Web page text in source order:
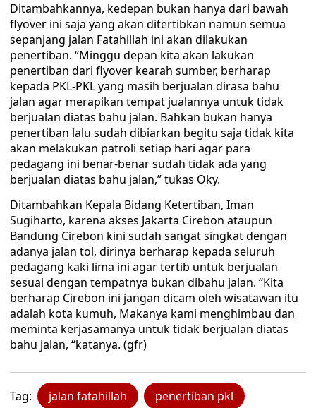
Ditambahkannya, kedepan bukan hanya dari bawah
flyover ini saja yang akan ditertibkan namun semua
sepanjang jalan Fatahillah ini akan dilakukan
penertiban. “Minggu depan kita akan lakukan
penertiban dari flyover kearah sumber, berharap
kepada PKL-PKL yang masih berjualan dirasa bahu
jalan agar merapikan tempat jualannya untuk tidak
berjualan diatas bahu jalan. Bahkan bukan hanya
penertiban lalu sudah dibiarkan begitu saja tidak kita
akan melakukan patroli setiap hari agar para
pedagang ini benar-benar sudah tidak ada yang
berjualan diatas bahu jalan,” tukas Oky.
Ditambahkan Kepala Bidang Ketertiban, Iman
Sugiharto, karena akses Jakarta Cirebon ataupun
Bandung Cirebon kini sudah sangat singkat dengan
adanya jalan tol, dirinya berharap kepada seluruh
pedagang kaki lima ini agar tertib untuk berjualan
sesuai dengan tempatnya bukan dibahu jalan. “Kita
berharap Cirebon ini jangan dicam oleh wisatawan itu
adalah kota kumuh, Makanya kami menghimbau dan
meminta kerjasamanya untuk tidak berjualan diatas
bahu jalan, “katanya. (gfr)
Tag: jalan fatahillah penertiban pkl